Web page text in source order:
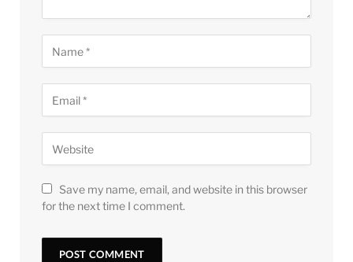
Save my name, email, and website in this browser
for the next time I comment.